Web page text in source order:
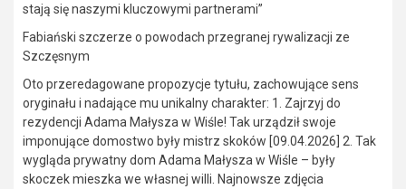
stają się naszymi kluczowymi partnerami”
Fabiański szczerze o powodach przegranej rywalizacji ze
Szczęsnym
Oto przeredagowane propozycje tytułu, zachowujące sens
oryginału i nadające mu unikalny charakter: 1. Zajrzyj do
rezydencji Adama Małysza w Wiśle! Tak urządził swoje
imponujące domostwo były mistrz skoków [09.04.2026] 2. Tak
wygląda prywatny dom Adama Małysza w Wiśle – były
skoczek mieszka we własnej willi. Najnowsze zdjęcia